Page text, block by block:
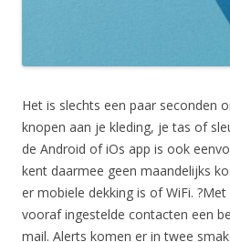
Het is slechts een paar seconden
knopen aan je kleding, je tas of
de Android of iOs app is ook
kent daarmee geen maandelijks
er mobiele dekking is of WiFi.
vooraf ingestelde contacten een
mail. Alerts komen er in twee